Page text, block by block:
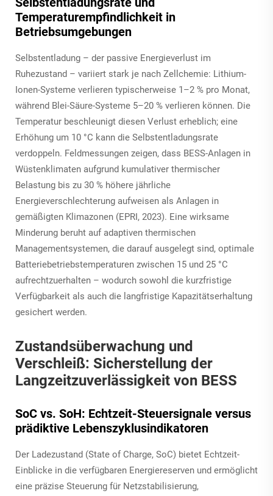
Temperaturempfindlichkeit in
Betriebsumgebungen
Selbstentladung – der passive Energieverlust im
Ruhezustand – variiert stark je nach Zellchemie: Lithium-
Ionen-Systeme verlieren typischerweise 1–2 % pro Monat,
während Blei-Säure-Systeme 5–20 % verlieren können. Die
Temperatur beschleunigt diesen Verlust erheblich; eine
Erhöhung um 10 °C kann die Selbstentladungsrate
verdoppeln. Feldmessungen zeigen, dass BESS-Anlagen in
Wüstenklimaten aufgrund kumulativer thermischer
Belastung bis zu 30 % höhere jährliche
Energieverschlechterung aufweisen als Anlagen in
gemäßigten Klimazonen (EPRI, 2023). Eine wirksame
Minderung beruht auf adaptiven thermischen
Managementsystemen, die darauf ausgelegt sind, optimale
Batteriebetriebstemperaturen zwischen 15 und 25 °C
aufrechtzuerhalten – wodurch sowohl die kurzfristige
Verfügbarkeit als auch die langfristige Kapazitätserhaltung
gesichert werden.
Zustandsüberwachung und
Verschleiß: Sicherstellung der
Langzeitzuverlässigkeit von BESS
SoC vs. SoH: Echtzeit-Steuersignale versus
prädiktive Lebenszyklusindikatoren
Der Ladezustand (State of Charge, SoC) bietet Echtzeit-
Einblicke in die verfügbaren Energiereserven und ermöglicht
eine präzise Steuerung für Netzstabilisierung,